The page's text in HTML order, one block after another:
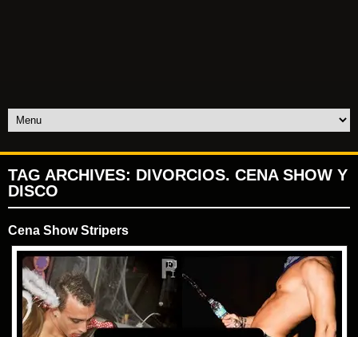
TAG ARCHIVES: DIVORCIOS. CENA SHOW Y
DISCO
Cena Show Stripers